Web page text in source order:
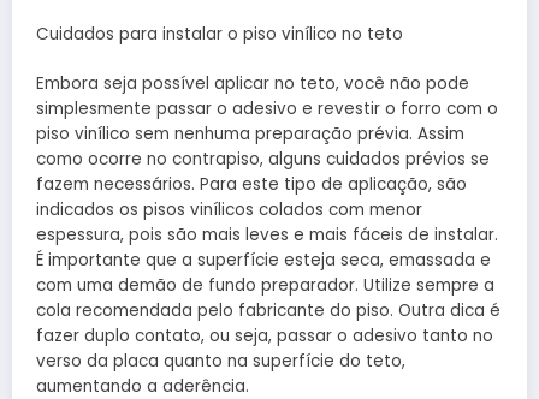
Cuidados para instalar o piso vinílico no teto
Embora seja possível aplicar no teto, você não pode
simplesmente passar o adesivo e revestir o forro com o
piso vinílico sem nenhuma preparação prévia. Assim
como ocorre no contrapiso, alguns cuidados prévios se
fazem necessários. Para este tipo de aplicação, são
indicados os pisos vinílicos colados com menor
espessura, pois são mais leves e mais fáceis de instalar.
É importante que a superfície esteja seca, emassada e
com uma demão de fundo preparador. Utilize sempre a
cola recomendada pelo fabricante do piso. Outra dica é
fazer duplo contato, ou seja, passar o adesivo tanto no
verso da placa quanto na superfície do teto,
aumentando a aderência.